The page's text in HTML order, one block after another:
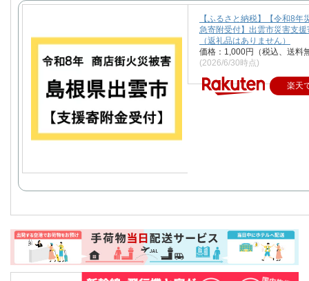
【ふるさと納税】【令和8年
急寄附受付】出雲市災害支援
（返礼品はありません）
価格：1,000円（税込、送料
(2026/6/30時点)
楽天